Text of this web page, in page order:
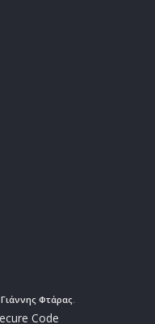
Γιάννης Φτάρας.